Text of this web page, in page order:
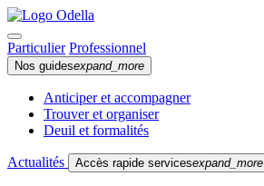
Particulier Professionnel
Nos guidesexpand_more
Anticiper et accompagner
Trouver et organiser
Deuil et formalités
Actualités Accès rapide servicesexpand_more